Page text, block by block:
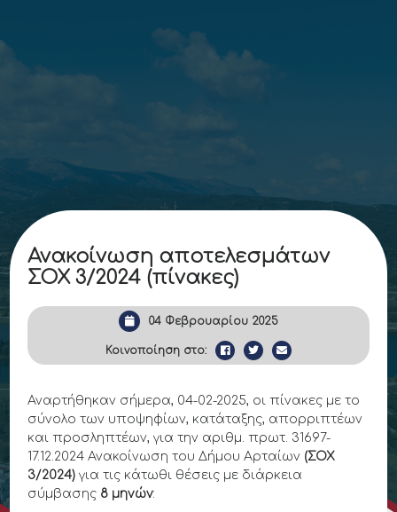
Ανακοίνωση αποτελεσμάτων
ΣΟΧ 3/2024 (πίνακες)
04 Φεβρουαρίου 2025
Κοινοποίηση στο:
Αναρτήθηκαν σήμερα, 04-02-2025, οι πίνακες με το
σύνολο των υποψηφίων, κατάταξης, απορριπτέων
και προσληπτέων, για την αριθμ. πρωτ. 31697-
17.12.2024 Ανακοίνωση του Δήμου Αρταίων (ΣΟΧ
3/2024) για τις κάτωθι θέσεις με διάρκεια
σύμβασης 8 μηνών: